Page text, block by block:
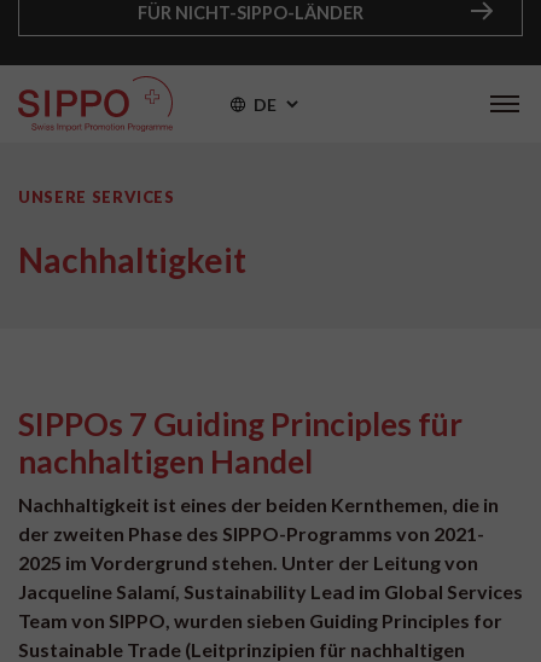
FÜR NICHT-SIPPO-LÄNDER
DE
UNSERE SERVICES
Nachhaltigkeit
SIPPOs 7 Guiding Principles für
nachhaltigen Handel
Nachhaltigkeit ist eines der beiden Kernthemen, die in
der zweiten Phase des SIPPO-Programms von 2021-
2025 im Vordergrund stehen. Unter der Leitung von
Jacqueline Salamí, Sustainability Lead im Global Services
Team von SIPPO, wurden sieben Guiding Principles for
Sustainable Trade (Leitprinzipien für nachhaltigen